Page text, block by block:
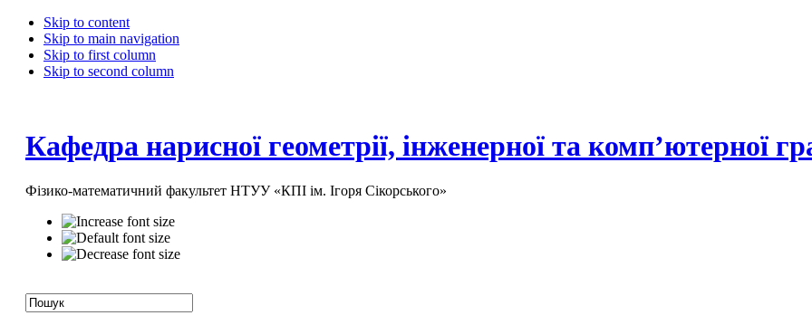
Skip to content
Skip to main navigation
Skip to first column
Skip to second column
Кафедра нарисної геометрії, інженерної та комп’ютерної
Фізико-математичний факультет НТУУ «КПІ ім. Ігоря Сікорського»